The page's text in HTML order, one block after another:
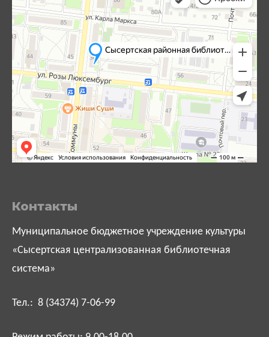
Контакты
Муниципальное бюджетное учреждение культуры
«Сысертская централизованная библиотечная
система»
Тел.: 8 (34374) 7-06-99